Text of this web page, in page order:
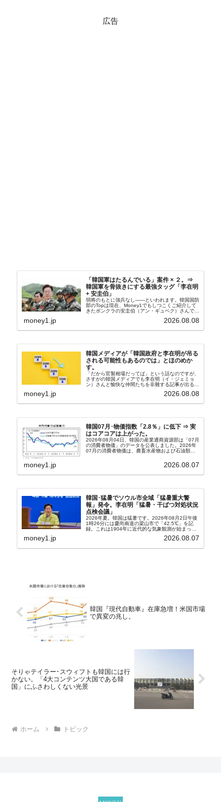
広告
「韓国軍はたるんでいる」案件 × ２。⇒
韓国軍を骨抜きにする最強タッグ「李在明
+ 安圭伯」
弱将のもとに強兵なし――といわれます。韓国国防
部のTopは現在、Money1でもしつこくご紹介して
きたボンクラの安圭伯（アン・ギュベク）さんで
さんと「韓国初の文官上がり」の国防部長官安圭伯
money1.jp 2026.08.08
韓国メディアが「韓国政府と李在明が吊る
される可能性もあるのでは」とほのめか
す。
「だから官製相場だってば」という話なのですが、
さすがの韓国メディアでも李在明（イ・ジェミョ
ン）さんと愉快な仲間たちを非難する記事が出るよ
『朝鮮日報』に面白い記事が出ています。「東西南
money1.jp 2026.08.08
韓国07月･物価指数「2.8％」に低下 ⇒ 実
はコアコアは上がった。
2026年08月04日、韓国の産業通商資源部は「07月
の消費者物価」のデータを公表しました。2026年
07月の消費者物価は、農畜水産物および石油類の
2.8％上昇（06月は3.2％）となり、上昇率は前...
money1.jp 2026.08.07
韓国･猛暑でソウル市全域「猛暑重大警
報」発令。李在明「猛暑・干ばつ対処状況
点検会議」
2026年夏。韓国は猛暑です。2026年08月2日午後
1時26分には慶尚南道の梁山市で「42.5℃」を記
録。これは1904年に近代的な気象観測が始まって
ウル市全域への「猛暑重大警報」が発令され...
money1.jp 2026.08.07
韓国『現代自動車』在庫急増！米国市場
で異変の兆し。
そりゃテイラー･スウィフトも韓国には行
かない。「4大コンテンツ大国である韓
国」にふさわしくない光景
ホーム トピック